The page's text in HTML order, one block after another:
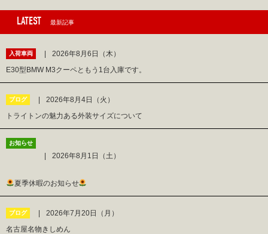
LATEST 最新記事
入荷車両
2026年8月6日（木）
E30型BMW M3クーペともう1台入庫です。
ブログ
2026年8月4日（火）
トライトンの魅力ある外装サイズについて
お知らせ
2026年8月1日（土）
夏季休暇のお知らせ
ブログ
2026年7月20日（月）
名古屋名物きしめん